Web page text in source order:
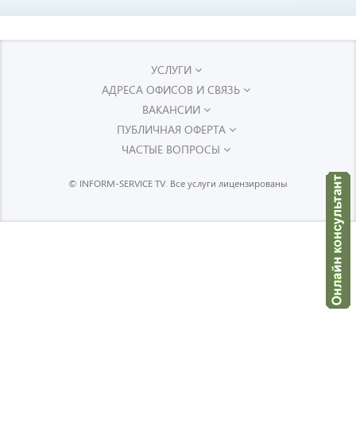
УСЛУГИ
АДРЕСА ОФИСОВ И СВЯЗЬ
ВАКАНСИИ
ПУБЛИЧНАЯ ОФЕРТА
ЧАСТЫЕ ВОПРОСЫ
© INFORM-SERVICE TV. Все услуги лицензированы